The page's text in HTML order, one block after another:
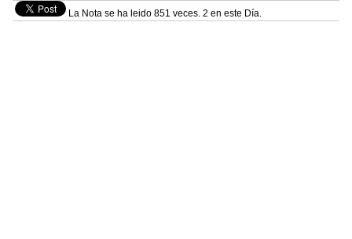
La Nota se ha leido 851 veces. 2 en este Día.